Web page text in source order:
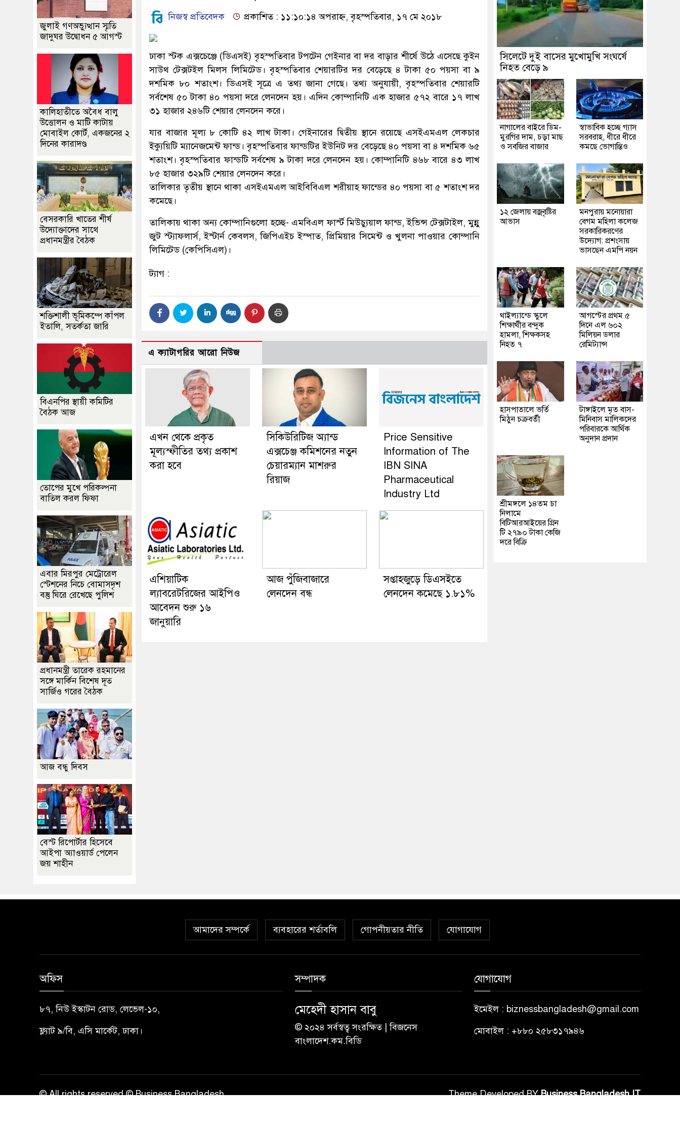
নিজস্ব প্রতিবেদক প্রকাশিত : ১১:১০:১৪ অপরাহ্ন, বৃহস্পতিবার, ১৭ মে ২০১৮
ঢাকা স্টক এক্সচেঞ্জে (ডিএসই) বৃহস্পতিবার টপটেন গেইনার বা দর বাড়ার শীর্ষে উঠে এসেছে কুইন
সাউথ টেক্সটইল মিলস লিমিটেড। বৃহস্পতিবার শেয়ারটির দর বেড়েছে ৪ টাকা ৫০ পয়সা বা ৯
দশমিক ৮০ শতাংশ। ডিএসই সূত্রে এ তথ্য জানা গেছে। তথ্য অনুযায়ী, বৃহস্পতিবার শেয়ারটি
সর্বশেষ ৫০ টাকা ৪০ পয়সা দরে লেনদেন হয়। এদিন কোম্পানিটি এক হাজার ৫৭২ বারে ১৭ লাখ
৩১ হাজার ২৪৬টি শেয়ার লেনদেন করে।
যার বাজার মূল্য ৮ কোটি ৪২ লাখ টাকা। গেইনারের দ্বিতীয় স্থানে রয়েছে এসইএমএল লেকচার
ইক্যুয়িটি ম্যানেজমেন্ট ফান্ড। বৃহস্পতিবার ফান্ডটির ইউনিট দর বেড়েছে ৪০ পয়সা বা ৪ দশমিক ৬৫
শতাংশ। বৃহস্পতিবার ফান্ডটি সর্বশেষ ৯ টাকা দরে লেনদেন হয়। কোম্পানিটি ৪৬৮ বারে ৪৩ লাখ
৮৫ হাজার ৩২৯টি শেয়ার লেনদেন করে।
তালিকার তৃতীয় স্থানে থাকা এসইএমএল আইবিবিএল শরীয়াহ ফান্ডের ৪০ পয়সা বা ৫ শতাংশ দর
কমেছে।
তালিকায় থাকা অন্য কোম্পানিগুলো হচ্ছে- এমবিএল ফার্স্ট মিউচ্যুয়াল ফান্ড, ইভিন্স টেক্সটাইল, মুন্নু
জুট স্ট্যাফলার্স, ইস্টার্ন কেবলস, জিপিএইচ ইস্পাত, প্রিমিয়ার সিমেন্ট ও খুলনা পাওয়ার কোম্পানি
লিমিটেড (কেপিসিএল)।
ট্যাগ :
এ ক্যাটাগরির আরো নিউজ
এখন থেকে প্রকৃত
মূল্যস্ফীতির তথ্য প্রকাশ
করা হবে
সিকিউরিটিজ অ্যান্ড
এক্সচেঞ্জ কমিশনের নতুন
চেয়ারম্যান মাশরুর
রিয়াজ
Price Sensitive
Information of The
IBN SINA
Pharmaceutical
Industry Ltd
এশিয়াটিক
ল্যাবরেটরিজের আইপিও
আবেদন শুরু ১৬
জানুয়ারি
আজ পুঁজিবাজারে
লেনদেন বন্ধ
সপ্তাহজুড়ে ডিএসইতে
লেনদেন কমেছে ১.৮১%
জুলাই গণঅভ্যুত্থান স্মৃতি
জাদুঘর উদ্বোধন ৫ আগস্ট
কালিহাতীতে অবৈধ বালু
উত্তোলন ও মাটি কাটায়
মোবাইল কোর্ট, একজনের ২
দিনের কারাদণ্ড
বেসরকারি খাতের শীর্ষ
উদ্যোক্তাদের সাথে
প্রধানমন্ত্রীর বৈঠক
শক্তিশালী ভূমিকম্পে কাঁপল
ইতালি, সতর্কতা জারি
বিএনপির স্থায়ী কমিটির
বৈঠক আজ
তোপের মুখে পরিকল্পনা
বাতিল করল ফিফা
এবার মিরপুর মেট্রোরেল
স্টেশনের নিচে বোমাসদৃশ
বস্তু ঘিরে রেখেছে পুলিশ
প্রধানমন্ত্রী তারেক রহমানের
সঙ্গে মার্কিন বিশেষ দূত
সার্জিও গরের বৈঠক
আজ বন্ধু দিবস
বেস্ট রিপোর্টার হিসেবে
আইপা অ্যাওয়ার্ড পেলেন
জয় শাহীন
সিলেটে দুই বাসের মুখোমুখি সংঘর্ষে
নিহত বেড়ে ৯
নাগালের বাইরে ডিম-
মুরগির দাম, চড়া মাছ
ও সবজির বাজার
স্বাভাবিক হচ্ছে গ্যাস
সরবরাহ, ধীরে ধীরে
কমছে ভোগান্তিও
১২ জেলায় বজ্রবৃষ্টির
আভাস
মনপুরায় মনোয়ারা
বেগম মহিলা কলেজ
সরকারিকরণের
উদ্যোগ: প্রশংসায়
ভাসছেন এমপি নয়ন
থাইল্যান্ডে স্কুলে
শিক্ষার্থীর বন্দুক
হামলা, শিক্ষকসহ
নিহত ৭
আগস্টের প্রথম ৫
দিনে এল ৬০২
মিলিয়ন ডলার
রেমিট্যান্স
হাসপাতালে ভর্তি
মিঠুন চক্রবর্তী
টাঙ্গাইলে মৃত বাস-
মিনিবাস মালিকদের
পরিবারকে আর্থিক
অনুদান প্রদান
শ্রীমঙ্গলে ১৪তম চা
নিলামে
বিটিআরআইয়ের গ্রিন
টি ২৭৯০ টাকা কেজি
দরে বিক্রি
আমাদের সম্পর্কে ব্যবহারের শর্তাবলি গোপনীয়তার নীতি যোগাযোগ
অফিস
৮৭, নিউ ইস্কাটন রোড, লেভেল-১০,
ফ্ল্যাট ৯/বি, এসি মার্কেট, ঢাকা।
সম্পাদক
মেহেদী হাসান বাবু
© ২০২৪ সর্বস্বত্ব সংরক্ষিত | বিজনেস
বাংলাদেশ.কম.বিডি
যোগাযোগ
ইমেইল : biznessbangladesh@gmail.com
মোবাইল : +৮৮০ ২৫৮৩১৭৯৪৬
© All rights reserved © Business Bangladesh Theme Developed BYBusiness Bangladesh IT